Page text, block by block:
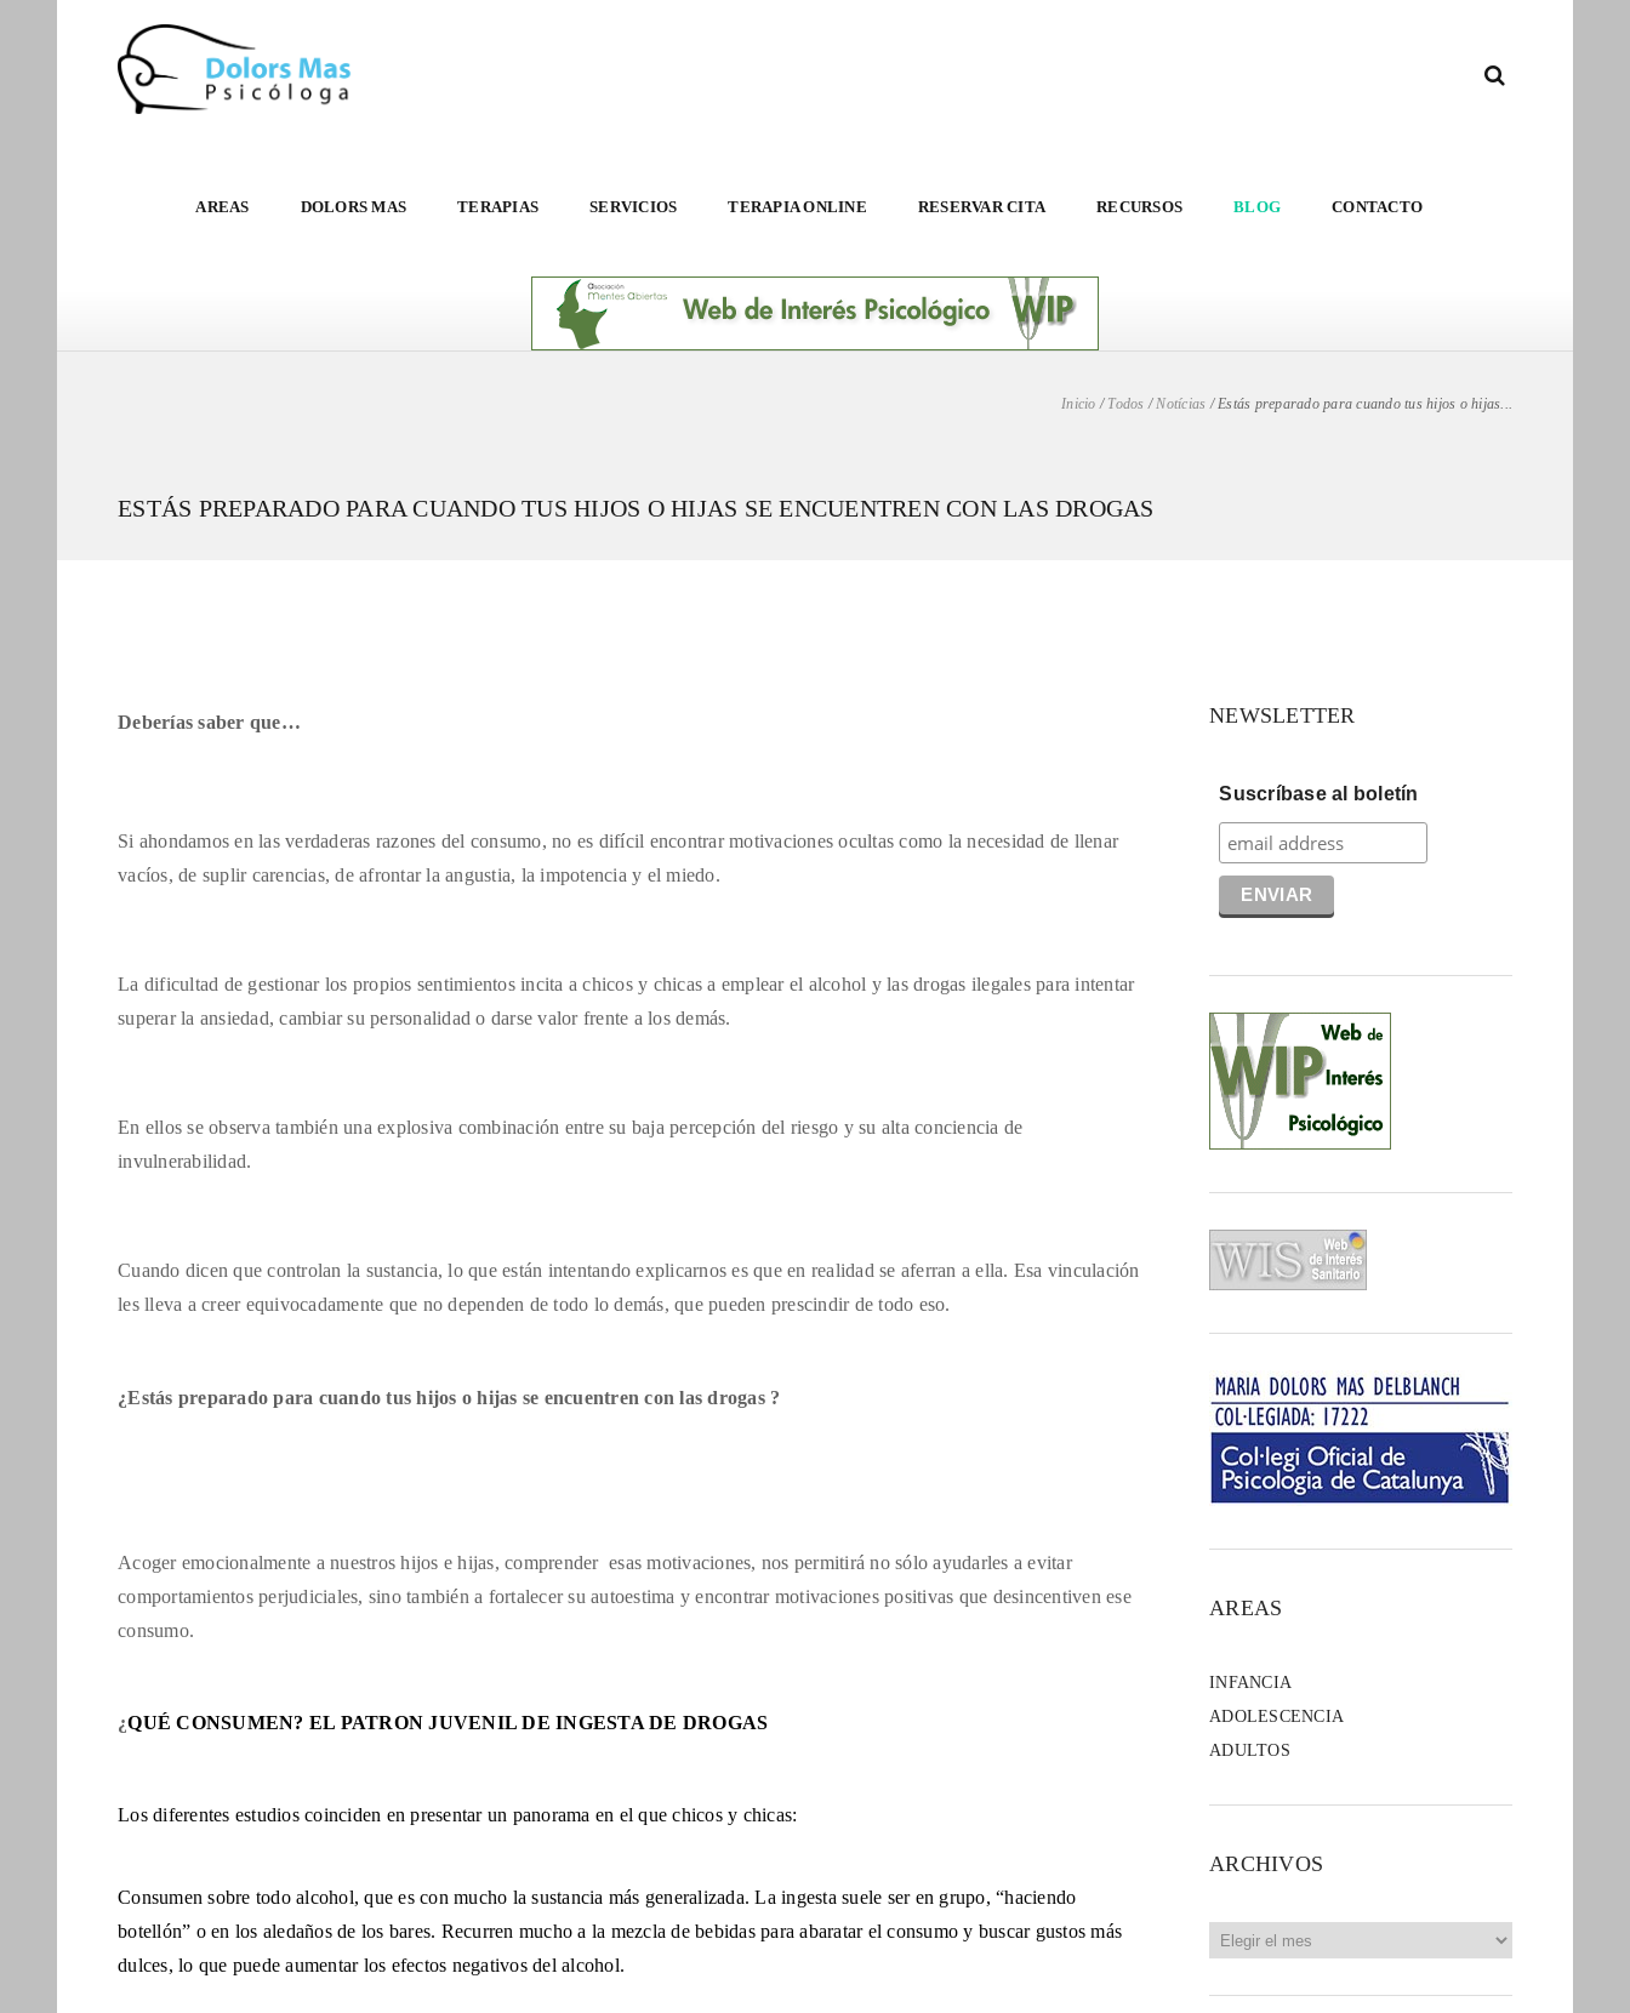
AREAS DOLORS MAS TERAPIAS SERVICIOS TERAPIA ONLINE RESERVAR CITA RECURSOS BLOG CONTACTO
Inicio / Todos /Notícias /Estás preparado para cuando tus hijos o hijas...
ESTÁS PREPARADO PARA CUANDO TUS HIJOS O HIJAS SE ENCUENTREN CON LAS DROGAS
Deberías saber que…
Si ahondamos en las verdaderas razones del consumo, no es difícil encontrar motivaciones ocultas como la necesidad de llenar
vacíos, de suplir carencias, de afrontar la angustia, la impotencia y el miedo.
La dificultad de gestionar los propios sentimientos incita achicos y chicas a emplear el alcohol y las drogas ilegales para intentar
superar la ansiedad, cambiar su personalidad o darse valor frente a los demás.
En ellos se observa también una explosiva combinación entre su baja percepción del riesgo y su alta conciencia de
invulnerabilidad.
Cuando dicen que controlan la sustancia, lo que están intentandoexplicarnos es que en realidad se aferran a ella. Esa vinculación
les lleva a creer equivocadamente que no dependen de todo lo demás, que pueden prescindir de todo eso.
¿Estás preparado para cuando tus hijos o hijas se encuentren con las drogas ?
Acoger emocionalmente a nuestros hijos e hijas, comprender esas motivaciones, nos permitirá no sólo ayudarles a evitar
comportamientos perjudiciales, sino también a fortalecer su autoestima y encontrar motivaciones positivas que desincentiven ese
consumo.
¿QUÉ CONSUMEN? EL PATRON JUVENIL DE INGESTA DE DROGAS
Los diferentes estudios coinciden en presentar un panorama en el que chicos y chicas:
Consumen sobre todo alcohol, que es con mucho la sustancia más generalizada. La ingesta suele ser en grupo, “haciendo
botellón” o en los aledaños de los bares. Recurren mucho a la mezclade bebidas para abaratar el consumo y buscar gustos más
dulces, lo que puede aumentar los efectos negativos del alcohol.
NEWSLETTER
Suscríbase al boletín
AREAS
INFANCIA
ADOLESCENCIA
ADULTOS
ARCHIVOS